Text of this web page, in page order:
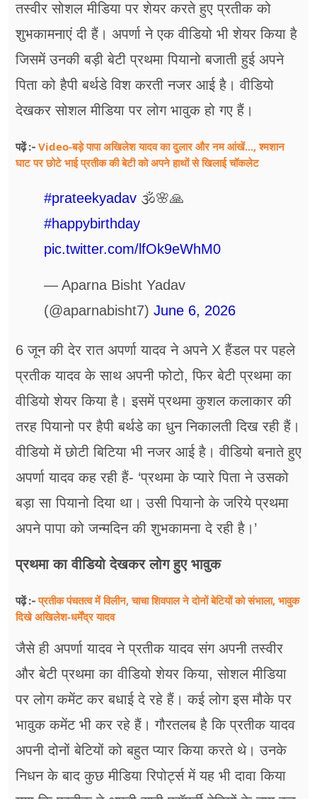
तस्‍वीर सोशल मीडिया पर शेयर करते हुए प्रतीक को
शुभकामनाएं दी हैं। अपर्णा ने एक वीडियो भी शेयर किया है
जिसमें उनकी बड़ी बेटी प्रथमा पियानो बजाती हुई अपने
पिता को हैपी बर्थडे विश करती नजर आई है। वीडियो
देखकर सोशल मीडिया पर लोग भावुक हो गए हैं।
पढ़ें :- Video-बड़े पापा अखिलेश यादव का दुलार और नम आंखें..., श्मशान
घाट पर छोटे भाई प्रतीक की बेटी को अपने हाथों से खिलाई चॉकलेट
#prateekyadav 🕉️🌸🙏
#happybirthday
pic.twitter.com/lfOk9eWhM0
— Aparna Bisht Yadav
(@aparnabisht7) June 6, 2026
6 जून की देर रात अपर्णा यादव ने अपने X हैंडल पर पहले
प्रतीक यादव के साथ अपनी फोटो, फिर बेटी प्रथमा का
वीडियो शेयर किया है। इसमें प्रथमा कुशल कलाकार की
तरह पियानो पर हैपी बर्थडे का धुन निकालती दिख रही हैं।
वीडियो में छोटी बिटिया भी नजर आई है। वीडियो बनाते हुए
अपर्णा यादव कह रही हैं- ‘प्रथमा के प्‍यारे पिता ने उसको
बड़ा सा पियानो दिया था। उसी पियानो के जरिये प्रथमा
अपने पापा को जन्‍मदिन की शुभकामना दे रही है।’
प्रथमा का वीडियो देखकर लोग हुए भावुक
पढ़ें :-प्रतीक पंचतत्व में विलीन, चाचा शिवपाल ने दोनों बेटियों को संभाला, भावुक
दिखे अखिलेश-धर्मेंद्र यादव
जैसे ही अपर्णा यादव ने प्रतीक यादव संग अपनी तस्‍वीर
और बेटी प्रथमा का वीडियो शेयर किया, सोशल मीडिया
पर लोग कमेंट कर बधाई दे रहे हैं। कई लोग इस मौके पर
भावुक कमेंट भी कर रहे हैं। गौरतलब है कि प्रतीक यादव
अपनी दोनों बेटियों को बहुत प्‍यार किया करते थे। उनके
निधन के बाद कुछ मीडिया रिपोर्ट्स में यह भी दावा किया